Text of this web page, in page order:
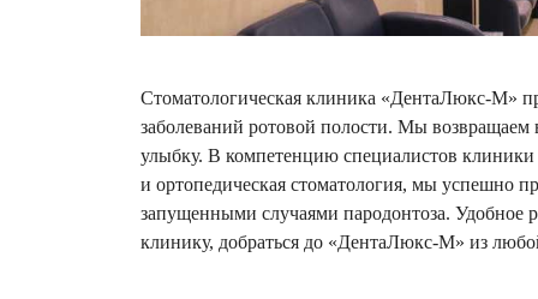
Стоматологическая клиника «ДентаЛюкс-М»
заболеваний ротовой полости. Мы возвращаем
улыбку. В компетенцию специалистов клиники
и ортопедическая стоматология, мы успешно
запущенными случаями пародонтоза. Удобное
клинику, добраться до «ДентаЛюкс-М» из